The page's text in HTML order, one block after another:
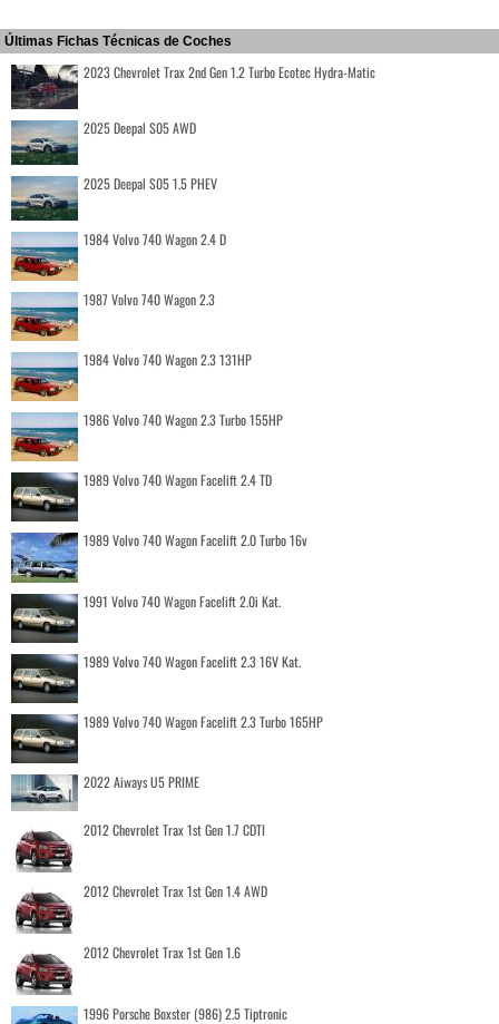
Últimas Fichas Técnicas de Coches
2023 Chevrolet Trax 2nd Gen 1.2 Turbo Ecotec Hydra-Matic
2025 Deepal S05 AWD
2025 Deepal S05 1.5 PHEV
1984 Volvo 740 Wagon 2.4 D
1987 Volvo 740 Wagon 2.3
1984 Volvo 740 Wagon 2.3 131HP
1986 Volvo 740 Wagon 2.3 Turbo 155HP
1989 Volvo 740 Wagon Facelift 2.4 TD
1989 Volvo 740 Wagon Facelift 2.0 Turbo 16v
1991 Volvo 740 Wagon Facelift 2.0i Kat.
1989 Volvo 740 Wagon Facelift 2.3 16V Kat.
1989 Volvo 740 Wagon Facelift 2.3 Turbo 165HP
2022 Aiways U5 PRIME
2012 Chevrolet Trax 1st Gen 1.7 CDTI
2012 Chevrolet Trax 1st Gen 1.4 AWD
2012 Chevrolet Trax 1st Gen 1.6
1996 Porsche Boxster (986) 2.5 Tiptronic